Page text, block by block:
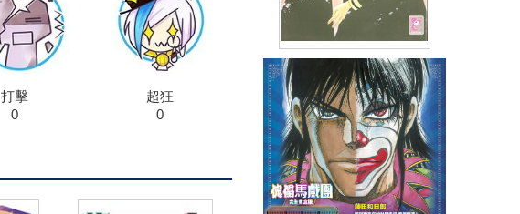
打擊
0
超狂
0
輕小說瑪莉亞的凝望(06)
NT$160 90折 NT$144 (USD4.78)